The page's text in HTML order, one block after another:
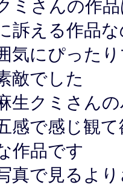
ミさんの作
訴える作品
気にぴった
敵でした
生クミさん
感で感じ観
作品です
真で見るよ